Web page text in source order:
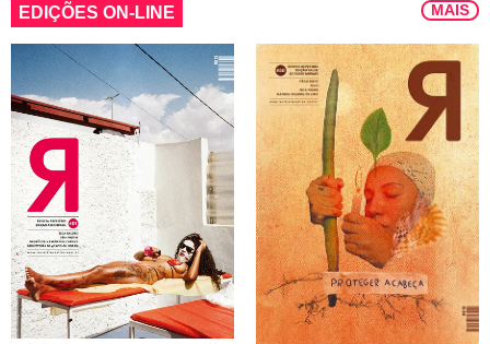
EDIÇÕES ON-LINE MAIS